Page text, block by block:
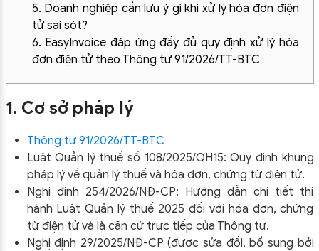
5. Doanh nghiệp cần lưu ý gì khi xử lý hóa đơn điện
tử sai sót?
6. EasyInvoice đáp ứng đầy đủ quy định xử lý hóa
đơn điện tử theo Thông tư 91/2026/TT-BTC
1. Cơ sở pháp lý
Thông tư 91/2026/TT-BTC
Luật Quản lý thuế số 108/2025/QH15: Quy định khung
pháp lý về quản lý thuế và hóa đơn, chứng từ điện tử.
Nghị định 254/2026/NĐ-CP: Hướng dẫn chi tiết thi
hành Luật Quản lý thuế 2025 đối với hóa đơn, chứng
từ điện tử và là căn cứ trực tiếp của Thông tư.
Nghị định 29/2025/NĐ-CP (được sửa đổi, bổ sung bởi